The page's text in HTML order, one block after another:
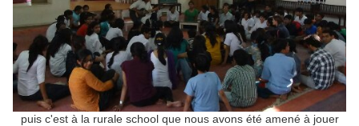
puis c'est à la rurale school que nous avons été amené à jouer